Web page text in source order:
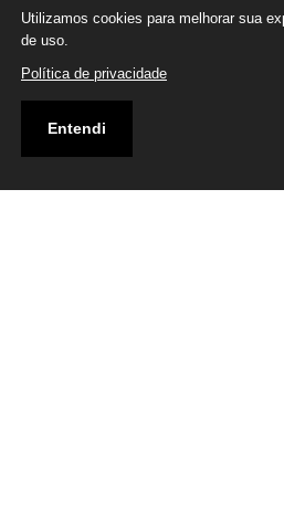
Utilizamos cookies para melhorar sua
de uso.
Política de privacidade
Entendi